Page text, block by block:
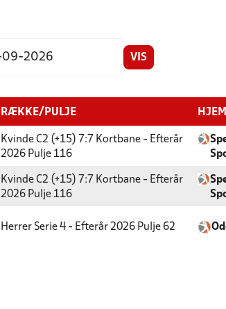
VIS
RÆKKE/PULJE
Kvinde C2 (+15) 7:7 Kortbane - Efterår
2026 Pulje 116
Kvinde C2 (+15) 7:7 Kortbane - Efterår
2026 Pulje 116
Herrer Serie 4 - Efterår 2026 Pulje 62